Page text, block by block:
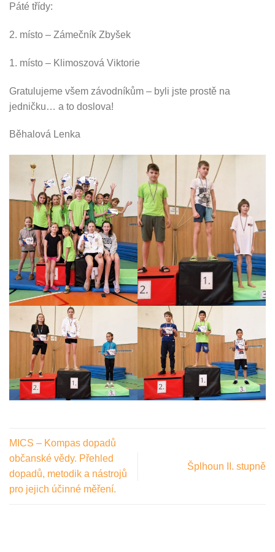
Páté třídy:
2. místo – Zámečník Zbyšek
1. místo – Klimoszová Viktorie
Gratulujeme všem závodníkům – byli jste prostě na
jedničku… a to doslova!
Běhalová Lenka
MICS – Kompas dopadů
občanské vědy. Přehled
dopadů, metodik a nástrojů
pro jejich účinné měření.
Šplhoun II. stupně